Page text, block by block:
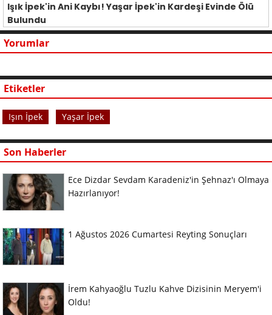
Işık İpek'in Ani Kaybı! Yaşar İpek'in Kardeşi Evinde Ölü
Bulundu
Yorumlar
Etiketler
Işın İpek Yaşar İpek
Son Haberler
Ece Dizdar Sevdam Karadeniz'in Şehnaz'ı Olmaya
Hazırlanıyor!
1 Ağustos 2026 Cumartesi Reyting Sonuçları
İrem Kahyaoğlu Tuzlu Kahve Dizisinin Meryem'i
Oldu!